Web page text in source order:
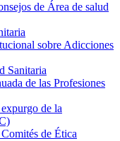
de Área de salud
sobre Adicciones
Sanitaria
de las Profesiones
de la
de Ética